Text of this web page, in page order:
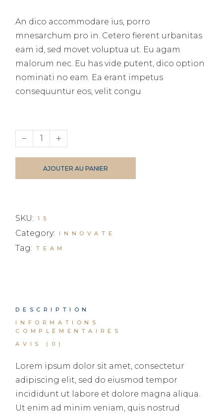
initial
était :
$50.00.
actuel
est :
$25.00.
An dico accommodare ius, porro
mnesarchum pro in. Cetero fierent urbanitas
eam id, sed movet voluptua ut. Eu agam
malorum nec. Eu has vide putent, dico option
nominati no eam. Ea erant impetus
consequuntur eos, velit congu
Brochure quantity
AJOUTER AU PANIER
Alternative:
SKU: 15
Category: INNOVATE
Tag: TEAM
DESCRIPTION
INFORMATIONS
COMPLÉMENTAIRES
AVIS (0)
Lorem ipsum dolor sit amet, consectetur
adipiscing elit, sed do eiusmod tempor
incididunt ut labore et dolore magna aliqua.
Ut enim ad minim veniam, quis nostrud